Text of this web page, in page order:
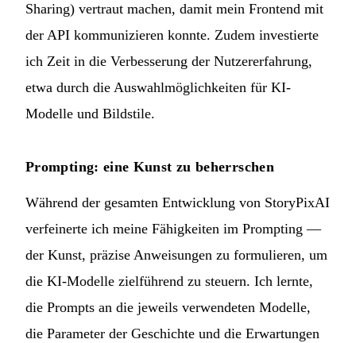
Sharing) vertraut machen, damit mein Frontend mit
der API kommunizieren konnte. Zudem investierte
ich Zeit in die Verbesserung der Nutzererfahrung,
etwa durch die Auswahlmöglichkeiten für KI-
Modelle und Bildstile.
Prompting: eine Kunst zu beherrschen
Während der gesamten Entwicklung von StoryPixAI
verfeinerte ich meine Fähigkeiten im Prompting —
der Kunst, präzise Anweisungen zu formulieren, um
die KI-Modelle zielführend zu steuern. Ich lernte,
die Prompts an die jeweils verwendeten Modelle,
die Parameter der Geschichte und die Erwartungen